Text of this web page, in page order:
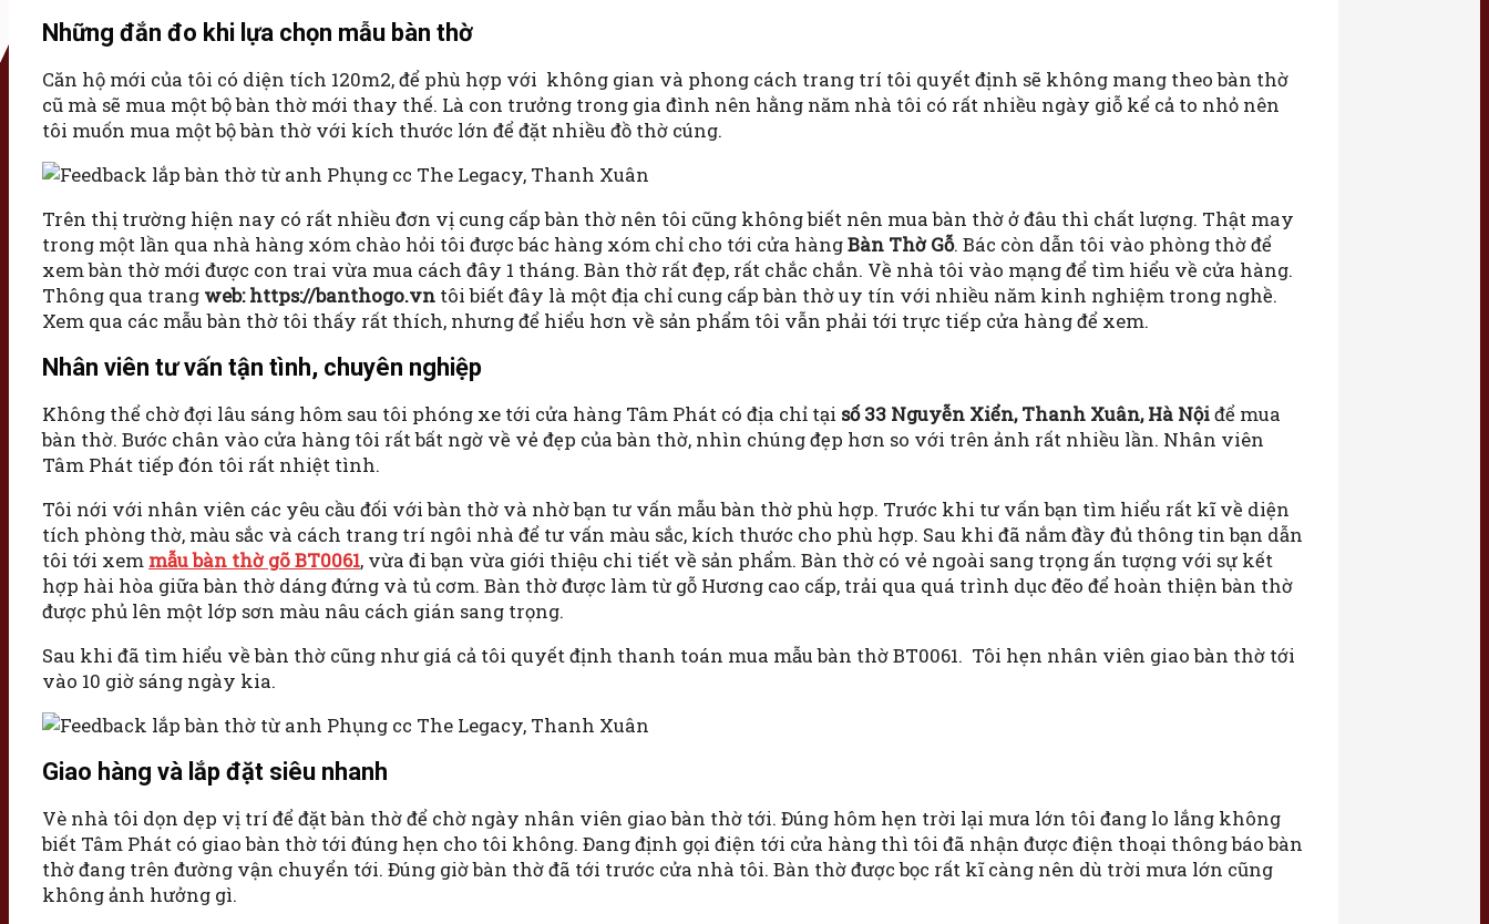
Những đắn đo khi lựa chọn mẫu bàn thờ
Căn hộ mới của tôi có diện tích 120m2, để phù hợp với không gian và phong cách trang trí tôi quyết định sẽ không mang theo bàn thờ
cũ mà sẽ mua một bộ bàn thờ mới thay thế. Là con trưởng trong gia đình nên hằng năm nhà tôi có rất nhiều ngày giỗ kể cả to nhỏ nên
tôi muốn mua một bộ bàn thờ với kích thước lớn để đặt nhiều đồ thờ cúng.
Trên thị trường hiện nay có rất nhiều đơn vị cung cấp bàn thờ nên tôi cũng không biết nên mua bàn thờ ở đâu thì chất lượng. Thật may
trong một lần qua nhà hàng xóm chào hỏi tôi được bác hàng xóm chỉ cho tới cửa hàngBàn Thờ Gỗ. Bác còn dẫn tôi vào phòng thờ để
xem bàn thờ mới được con trai vừa mua cách đây 1 tháng. Bàn thờ rất đẹp, rất chắc chắn. Về nhà tôi vào mạng để tìm hiểu về cửa hàng.
Thông qua trang web: https://banthogo.vn tôi biết đây là một địa chỉ cung cấp bàn thờ uy tín với nhiều năm kinh nghiệm trong nghề.
Xem qua các mẫu bàn thờ tôi thấy rất thích, nhưng để hiểu hơn về sản phẩm tôi vẫn phải tới trực tiếp cửa hàng để xem.
Nhân viên tư vấn tận tình, chuyên nghiệp
Không thể chờ đợi lâu sáng hôm sau tôi phóng xe tới cửa hàng Tâm Phát có địa chỉ tại số 33 Nguyễn Xiển, Thanh Xuân, Hà Nộiđể mua
bàn thờ. Bước chân vào cửa hàng tôi rất bất ngờ về vẻ đẹp của bàn thờ, nhìn chúng đẹp hơn so với trên ảnh rất nhiều lần. Nhân viên
Tâm Phát tiếp đón tôi rất nhiệt tình.
Tôi nới với nhân viên các yêu cầu đối với bàn thờ và nhờ bạn tư vấn mẫu bàn thờ phù hợp. Trước khi tư vấn bạn tìm hiểu rất kĩ về diện
tích phòng thờ, màu sắc và cách trang trí ngôi nhà để tư vấn màu sắc, kích thước cho phù hợp. Sau khi đã nắm đầy đủ thông tin bạn dẫn
tôi tới xem mẫu bàn thờ gõ BT0061, vừa đi bạn vừa giới thiệu chi tiết về sản phẩm. Bàn thờ có vẻ ngoài sang trọng ấn tượng với sự kết
hợp hài hòa giữa bàn thờ dáng đứng và tủ cơm. Bàn thờ được làm từ gỗ Hương cao cấp, trải qua quá trình dục đẽo để hoàn thiện bàn thờ
được phủ lên một lớp sơn màu nâu cách gián sang trọng.
Sau khi đã tìm hiểu về bàn thờ cũng như giá cả tôi quyết định thanh toán mua mẫu bàn thờ BT0061. Tôi hẹn nhân viên giao bàn thờ tới
vào 10 giờ sáng ngày kia.
Giao hàng và lắp đặt siêu nhanh
Vè nhà tôi dọn dẹp vị trí để đặt bàn thờ để chờ ngày nhân viên giao bàn thờ tới. Đúng hôm hẹn trời lại mưa lớn tôi đang lo lắng không
biết Tâm Phát có giao bàn thờ tới đúng hẹn cho tôi không. Đang định gọi điện tới cửa hàng thì tôi đã nhận được điện thoại thông báo bàn
thờ đang trên đường vận chuyển tới. Đúng giờ bàn thờ đã tới trước cửa nhà tôi. Bàn thờ được bọc rất kĩ càng nên dù trời mưa lớn cũng
không ảnh hưởng gì.